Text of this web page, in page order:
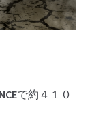
で約４１０